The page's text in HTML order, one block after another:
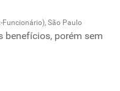
São Paulo
benefícios, porém sem